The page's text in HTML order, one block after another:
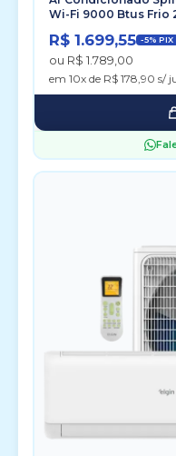
Wi-Fi 9000 Btus Frio
R$ 1.699,55 -5% PIX
ou R$ 1.789,00
em 10x de R$ 178,90 s/